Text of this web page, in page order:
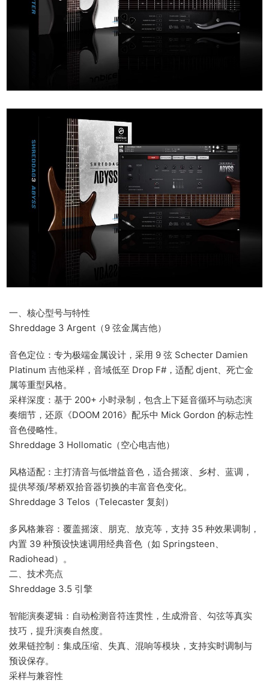
‌一、核心型号与特性‌
‌Shreddage 3 Argent（9 弦金属吉他）‌
‌音色定位‌：专为极端金属设计，采用 9 弦 Schecter Damien
Platinum 吉他采样，音域低至 Drop F#，适配 djent、死亡金
属等重型风格。
‌采样深度‌：基于 200+ 小时录制，包含上下延音循环与动态演
奏细节，还原《DOOM 2016》配乐中 Mick Gordon 的标志性
音色侵略性。
‌Shreddage 3 Hollomatic（空心电吉他）‌
‌风格适配‌：主打清音与低增益音色，适合摇滚、乡村、蓝调，
提供琴颈/琴桥双拾音器切换的丰富音色变化。
‌Shreddage 3 Telos（Telecaster 复刻）‌
‌多风格兼容‌：覆盖摇滚、朋克、放克等，支持 35 种效果调制，
内置 39 种预设快速调用经典音色（如 Springsteen、
Radiohead）。
‌二、技术亮点‌
‌Shreddage 3.5 引擎‌
‌智能演奏逻辑‌：自动检测音符连贯性，生成滑音、勾弦等真实
技巧，提升演奏自然度。
‌效果链控制‌：集成压缩、失真、混响等模块，支持实时调制与
预设保存。
‌采样与兼容性‌